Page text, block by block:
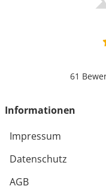
61
Informationen
Impressum
Datenschutz
AGB